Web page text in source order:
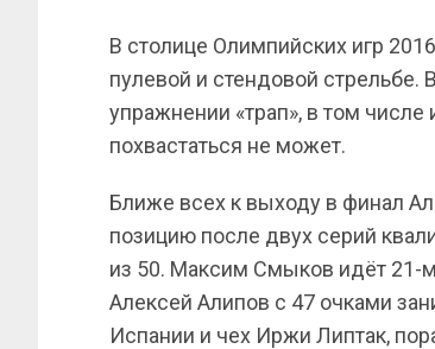
В столице Олимпийских игр
пулевой и стендовой
упражнении «трап», в том
похвастаться не может.
Ближе всех к выходу в финал
позицию после двух серий
из 50. Максим Смыков идёт 21-
Алексей Алипов с 47 очками
Испании и чех Иржи Липтак,